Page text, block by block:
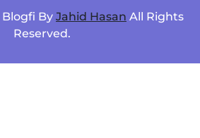
By Jahid Hasan All Rights
Reserved.